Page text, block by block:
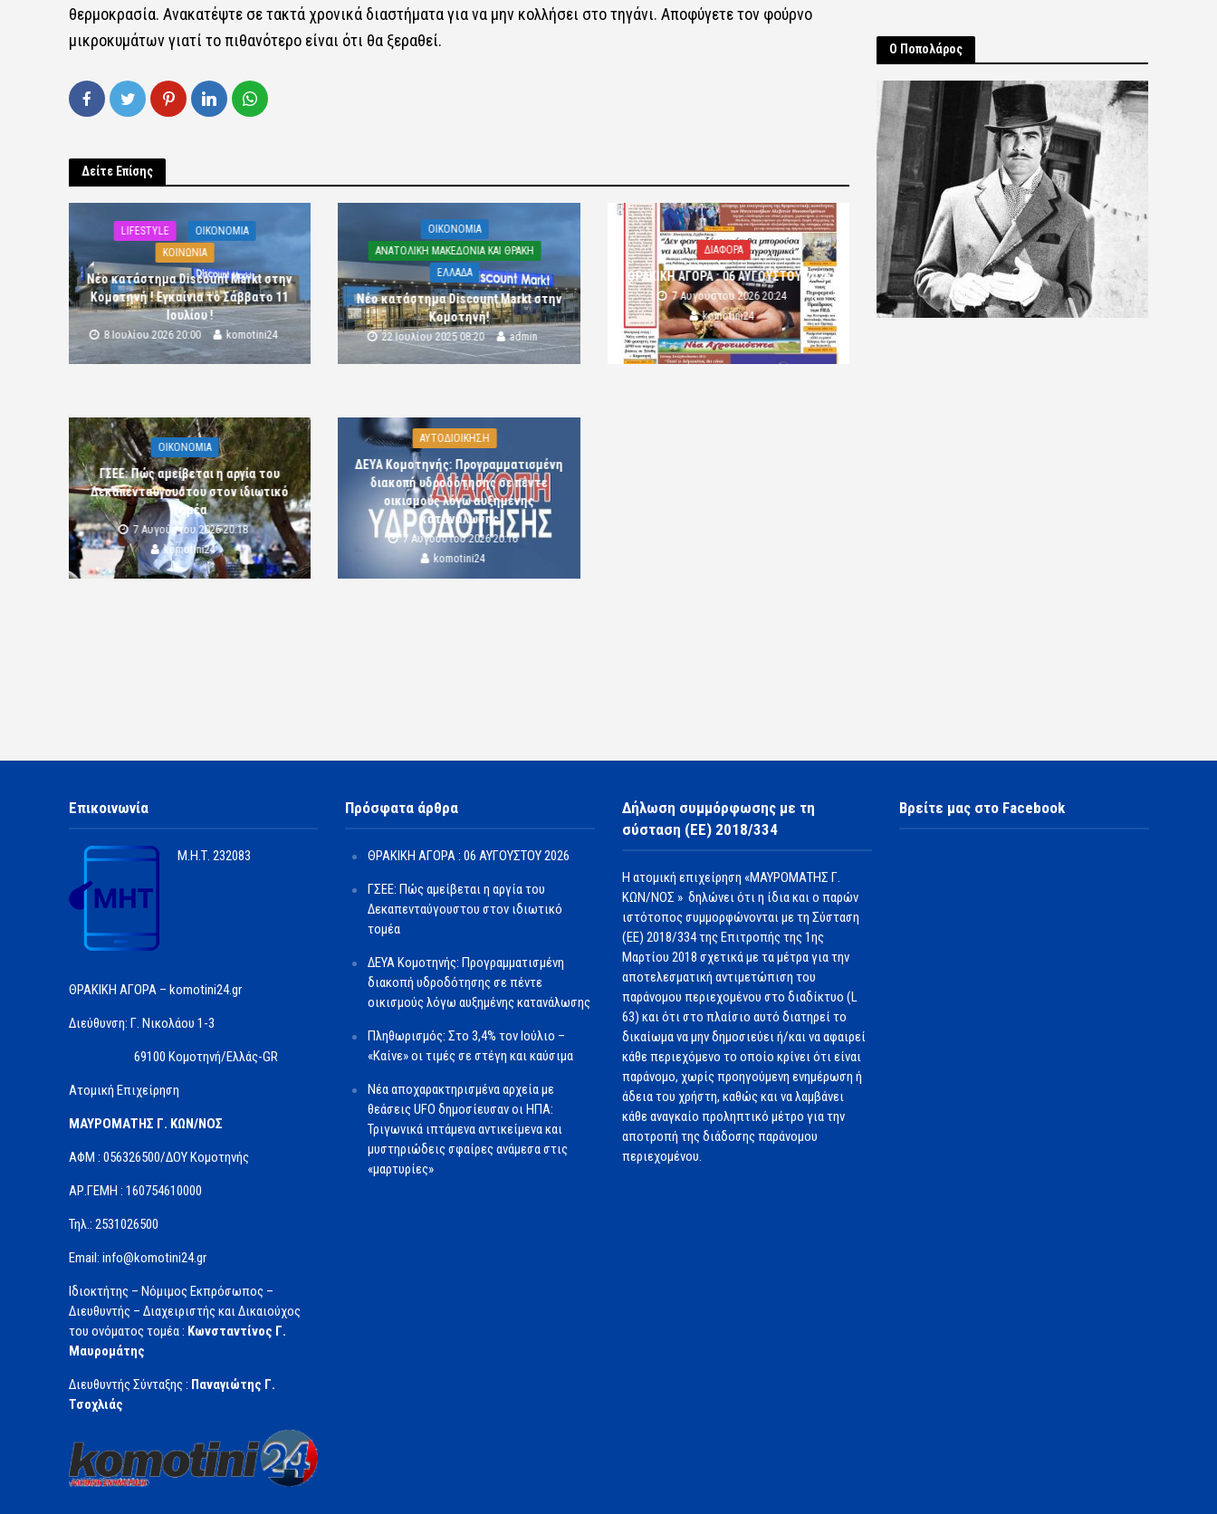
θερμοκρασία. Ανακατέψτε σε τακτά χρονικά διαστήματα για να μην κολλήσει στο τηγάνι. Αποφύγετε τον φούρνο
μικροκυμάτων γιατί το πιθανότερο είναι ότι θα ξεραθεί.
Δείτε Επίσης
LIFESTYLE
OIKONOMIA
ΚΟΙΝΩΝΙΑ
Νέο κατάστημα Discount Markt στην
Κομοτηνή ! Εγκαίνια το Σάββατο 11
Ιουλίου !
8 Ιουλίου 2026 20:00 komotini24
OIKONOMIA
ΑΝΑΤΟΛΙΚΗ ΜΑΚΕΔΟΝΙΑ ΚΑΙ ΘΡΑΚΗ
ΕΛΛΑΔΑ
Νέο κατάστημα Discount Markt στην
Κομοτηνή!
22 Ιουλίου 2025 08:20 admin
ΔΙΑΦΟΡΑ
ΘΡΑΚΙΚΗ ΑΓΟΡΑ : 06 ΑΥΓΟΥΣΤΟΥ 2026
7 Αυγούστου 2026 20:24
komotini24
OIKONOMIA
ΓΣΕΕ: Πώς αμείβεται η αργία του
Δεκαπενταύγουστου στον ιδιωτικό
τομέα
7 Αυγούστου 2026 20:18
komotini24
ΑΥΤΟΔΙΟΙΚΗΣΗ
ΔΕΥΑ Κομοτηνής: Προγραμματισμένη
διακοπή υδροδότησης σε πέντε
οικισμούς λόγω αυξημένης
κατανάλωσης
7 Αυγούστου 2026 20:16
komotini24
Ο Ποπολάρος
Επικοινωνία
Μ.Η.Τ. 232083
ΘΡΑΚΙΚΗ ΑΓΟΡΑ – komotini24.gr
Διεύθυνση: Γ. Νικολάου 1-3
69100 Κομοτηνή/Ελλάς-GR
Ατομική Επιχείρηση
ΜΑΥΡΟΜΑΤΗΣ Γ. ΚΩΝ/ΝΟΣ
ΑΦΜ : 056326500/ΔOΥ Κομοτηνής
ΑΡ.ΓΕΜΗ : 160754610000
Τηλ.: 2531026500
Email: info@komotini24.gr
Ιδιοκτήτης – Νόμιμος Εκπρόσωπος –
Διευθυντής – Διαχειριστής και Δικαιούχος
του ονόματος τομέα : Κωνσταντίνος Γ.
Μαυρομάτης
Διευθυντής Σύνταξης : Παναγιώτης Γ.
Τσοχλιάς
Πρόσφατα άρθρα
ΘΡΑΚΙΚΗ ΑΓΟΡΑ : 06 ΑΥΓΟΥΣΤΟΥ 2026
ΓΣΕΕ: Πώς αμείβεται η αργία του
Δεκαπενταύγουστου στον ιδιωτικό
τομέα
ΔΕΥΑ Κομοτηνής: Προγραμματισμένη
διακοπή υδροδότησης σε πέντε
οικισμούς λόγω αυξημένης κατανάλωσης
Πληθωρισμός: Στο 3,4% τον Ιούλιο –
«Καίνε» οι τιμές σε στέγη και καύσιμα
Νέα αποχαρακτηρισμένα αρχεία με
θεάσεις UFO δημοσίευσαν οι ΗΠΑ:
Τριγωνικά ιπτάμενα αντικείμενα και
μυστηριώδεις σφαίρες ανάμεσα στις
«μαρτυρίες»
Δήλωση συμμόρφωσης με τη
σύσταση (ΕΕ) 2018/334
Η ατομική επιχείρηση «ΜΑΥΡΟΜΑΤΗΣ Γ.
ΚΩΝ/ΝΟΣ » δηλώνει ότι η ίδια και ο παρών
ιστότοπος συμμορφώνονται με τη Σύσταση
(ΕΕ) 2018/334 της Επιτροπής της 1ης
Μαρτίου 2018 σχετικά με τα μέτρα για την
αποτελεσματική αντιμετώπιση του
παράνομου περιεχομένου στο διαδίκτυο (L
63) και ότι στο πλαίσιο αυτό διατηρεί το
δικαίωμα να μην δημοσιεύει ή/και να αφαιρεί
κάθε περιεχόμενο το οποίο κρίνει ότι είναι
παράνομο, χωρίς προηγούμενη ενημέρωση ή
άδεια του χρήστη, καθώς και να λαμβάνει
κάθε αναγκαίο προληπτικό μέτρο για την
αποτροπή της διάδοσης παράνομου
περιεχομένου.
Βρείτε μας στο Facebook